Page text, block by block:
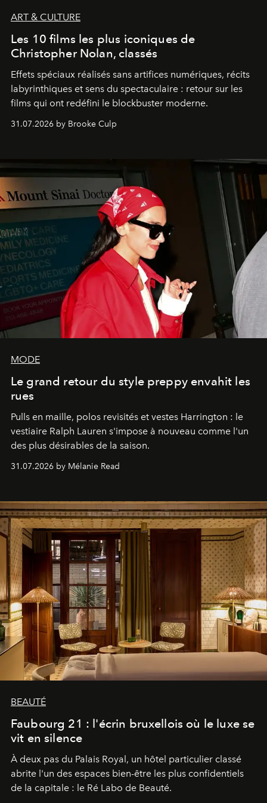
ART & CULTURE
Les 10 films les plus iconiques de
Christopher Nolan, classés
Effets spéciaux réalisés sans artifices numériques, récits
labyrinthiques et sens du spectaculaire : retour sur les
films qui ont redéfini le blockbuster moderne.
31.07.2026 by Brooke Culp
MODE
Le grand retour du style preppy envahit les
rues
Pulls en maille, polos revisités et vestes Harrington : le
vestiaire Ralph Lauren s'impose à nouveau comme l'un
des plus désirables de la saison.
31.07.2026 by Mélanie Read
BEAUTÉ
Faubourg 21 : l'écrin bruxellois où le luxe se
vit en silence
À deux pas du Palais Royal, un hôtel particulier classé
abrite l'un des espaces bien-être les plus confidentiels
de la capitale : le Ré Labo de Beauté.